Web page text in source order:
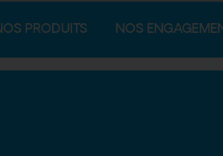
PRODUITS NOS